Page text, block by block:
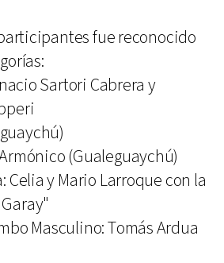
fue reconocido
Sartori Cabrera y
(Gualeguaychú)
Celia y Mario Larroque con la
Masculino: Tomás Ardua